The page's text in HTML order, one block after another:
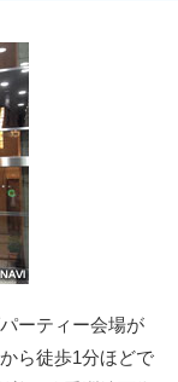
ーティー会場が
ら徒歩1分ほどで